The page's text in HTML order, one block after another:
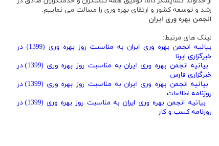
رشد و توسعه کشور و ارتقای بهره وری را مسالت می نماییم.
انجمن بهره وری ایران
لینک های مرتبط:
بیانیه انجمن بهره وری ایران به مناسبت روز بهره وری (1399) در
خبرگزاری ایرنا
بیانیه انجمن بهره وری ایران به مناسبت روز بهره وری (1399) در
خبرگزاری فارس
بیانیه انجمن بهره وری ایران به مناسبت روز بهره وری (1399) در
روزنامه اطلاعات
بیانیه انجمن بهره وری ایران به مناسبت روز بهره وری (1399) در
روزنامه کسب و کار